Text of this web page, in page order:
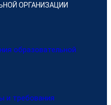
ОРГАНИЗАЦИИ
образовательной
и требования